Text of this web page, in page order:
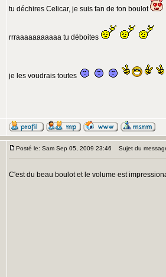
tu déchires Celicar, je suis fan de ton boulot
rrraaaaaaaaaaa tu déboites
je les voudrais toutes
Posté le: Sam Sep 05, 2009 23:46 Sujet du
C'est du beau boulot et le volume est